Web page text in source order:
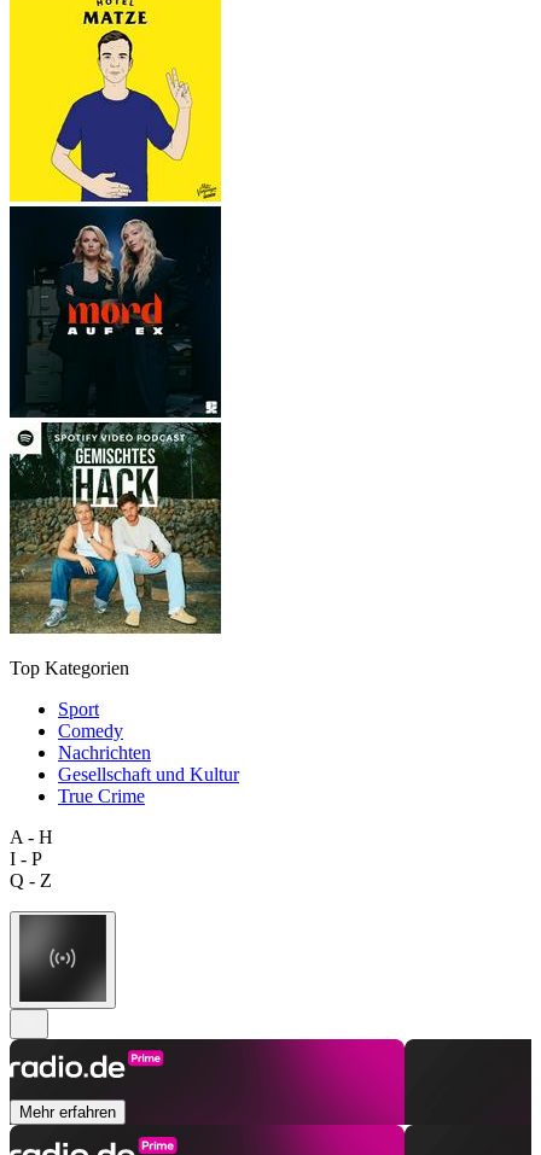
Top Kategorien
Sport
Comedy
Nachrichten
Gesellschaft und Kultur
True Crime
A - H
I - P
Q - Z
Mehr erfahren